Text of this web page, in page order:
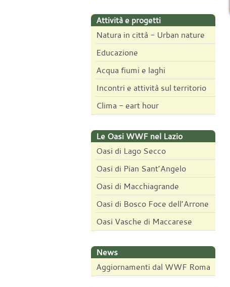
Attività e progetti
Natura in città - Urban nature
Educazione
Acqua fiumi e laghi
Incontri e attività sul territorio
Clima - eart hour
Le Oasi WWF nel Lazio
Oasi di Lago Secco
Oasi di Pian Sant’Angelo
Oasi di Macchiagrande
Oasi di Bosco Foce dell’Arrone
Oasi Vasche di Maccarese
News
Aggiornamenti dal WWF Roma